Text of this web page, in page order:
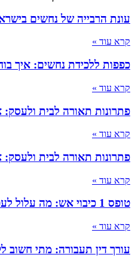
עונת הרבייה של נחשים
קרא עוד »
כפפות ללכידת נחשים: איך
קרא עוד »
פתרונות תאורה לבית ולעסק:
קרא עוד »
פתרונות תאורה לבית ולעסק:
קרא עוד »
טופס 1 כיבוי אש: מה עלול לעכב את האישור?
קרא עוד »
עורך דין תעבורה: מתי חשוב